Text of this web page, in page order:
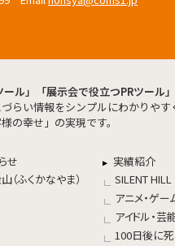
らい情報をシンプルにわかりや
の幸せ」の実現です。
せ
（ふくかなやま）
実績紹介
SILENT
アニメ・ゲ
アイドル・
100日後に